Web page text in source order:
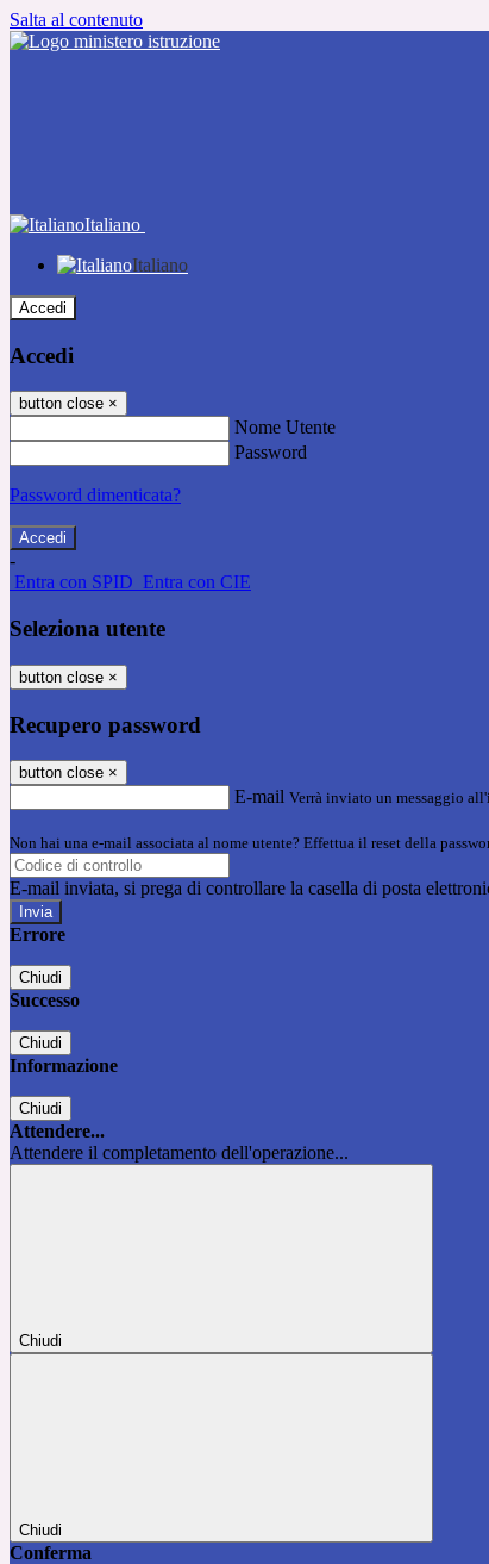
Salta al contenuto
Italiano
Italiano
Accedi
Accedi
button close ×
Nome Utente
Password
Password dimenticata?
-
Entra con SPID Entra con CIE
Seleziona utente
button close ×
Recupero password
button close ×
E-mail Verrà inviato un messaggio
Non hai una e-mail associata al nome utente? Effettua il reset della
E-mail inviata, si prega di controllare la casella di posta
Errore
Chiudi
Successo
Chiudi
Informazione
Chiudi
Attendere...
Attendere il completamento dell'operazione...
Chiudi
Chiudi
Conferma